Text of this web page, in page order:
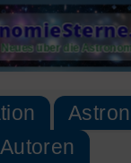
über die
Autoren